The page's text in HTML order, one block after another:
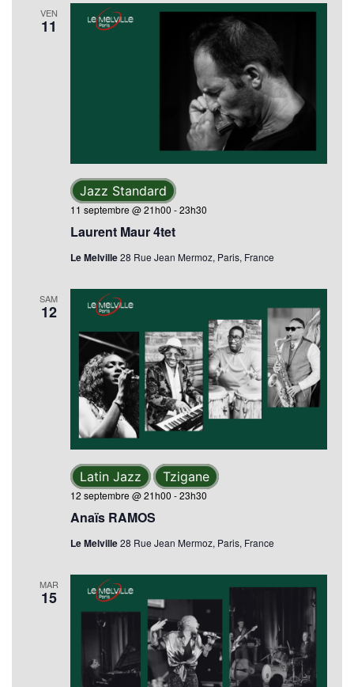
VEN
11
Laurent Maur 4tet
11 septembre @ 21h00 -23h30
Jazz Standard
Le Melville28 Rue Jean Mermoz, Paris, France
SAM
12
Anaïs RAMOS
12 septembre @ 21h00 -23h30
Latin Jazz Tzigane
Le Melville28 Rue Jean Mermoz, Paris, France
MAR
15